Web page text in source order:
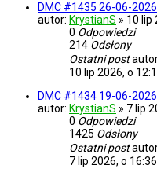
DMC #1435 26-06-2026
autor: KrystianS » 10 lip
0 Odpowiedzi
214 Odsłony
Ostatni post
10 lip 2026, o
DMC #1434 19-06-2026
autor: KrystianS » 7 lip
0 Odpowiedzi
1425 Odsłony
Ostatni post
7 lip 2026, o 16:36